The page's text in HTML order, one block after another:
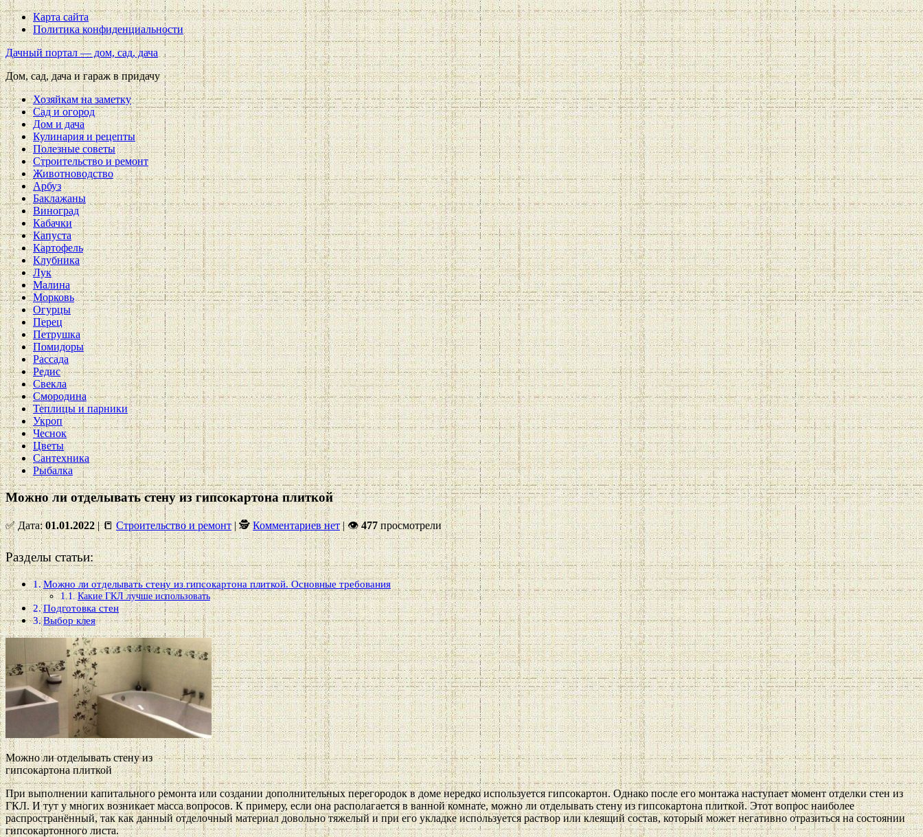
Карта сайта
Политика конфиденциальности
Дачный портал — дом, сад, дача
Дом, сад, дача и гараж в придачу
Хозяйкам на заметку
Сад и огород
Дом и дача
Кулинария и рецепты
Полезные советы
Строительство и ремонт
Животноводство
Арбуз
Баклажаны
Виноград
Кабачки
Капуста
Картофель
Клубника
Лук
Малина
Морковь
Огурцы
Перец
Петрушка
Помидоры
Рассада
Редис
Свекла
Смородина
Теплицы и парники
Укроп
Чеснок
Цветы
Сантехника
Рыбалка
Можно ли отделывать стену из гипсокартона плиткой
✅ Дата:01.01.2022| 📒Строительство и ремонт| 🕵Комментариев нет|👁477просмотрели
Разделы статьи:
Можно ли отделывать стену из гипсокартона плиткой. Основные требования
Какие ГКЛ лучше использовать
Подготовка стен
Выбор клея
Можно ли отделывать стену из
гипсокартона плиткой
При выполнении капитального ремонта или создании дополнительных перегородок в доме нередко используется гипсокартон. Однако после его монтажа наступает момент отделки стен из
ГКЛ. И тут у многих возникает масса вопросов. К примеру, если она располагается в ванной комнате, можно ли отделывать стену из гипсокартона плиткой. Этот вопрос наиболее
распространённый, так как данный отделочный материал довольно тяжелый и при его укладке используется раствор или клеящий состав, который может негативно отразиться на состоянии
гипсокартонного листа.